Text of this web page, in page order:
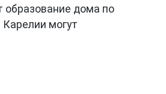
образование дома по
могут